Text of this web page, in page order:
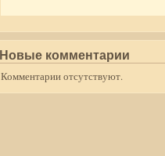
Новые комментарии
Комментарии отсутствуют.